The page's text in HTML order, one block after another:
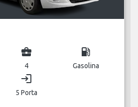
business_center
4
local_gas_station
Gasolina
login
5 Porta